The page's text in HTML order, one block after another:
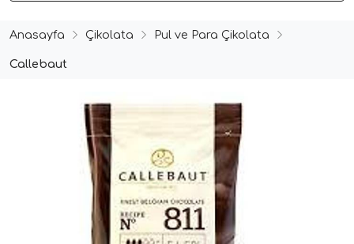
Anasayfa Çikolata Pul ve Para Çikolata
Callebaut